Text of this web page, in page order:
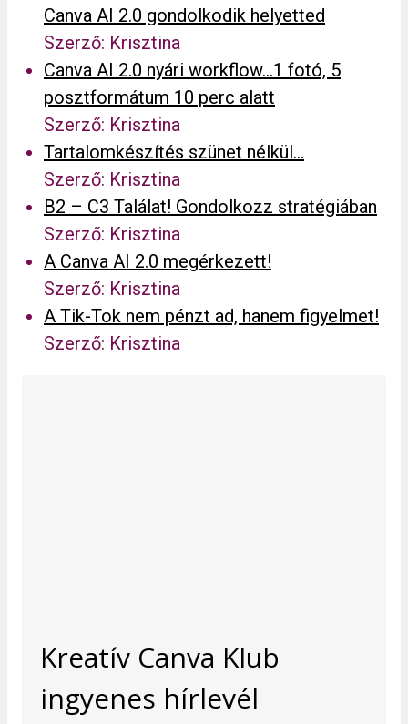
Canva AI 2.0 gondolkodik helyetted
Szerző: Krisztina
Canva AI 2.0 nyári workflow…1 fotó, 5
posztformátum 10 perc alatt
Szerző: Krisztina
Tartalomkészítés szünet nélkül…
Szerző: Krisztina
B2 – C3 Találat! Gondolkozz stratégiában
Szerző: Krisztina
A Canva AI 2.0 megérkezett!
Szerző: Krisztina
A Tik-Tok nem pénzt ad, hanem figyelmet!
Szerző: Krisztina
Kreatív Canva Klub
ingyenes hírlevél